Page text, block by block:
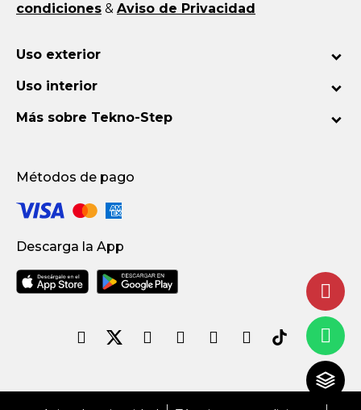
condiciones & Aviso de Privacidad
Uso exterior
Uso interior
Más sobre Tekno-Step
Métodos de pago
Descarga la App